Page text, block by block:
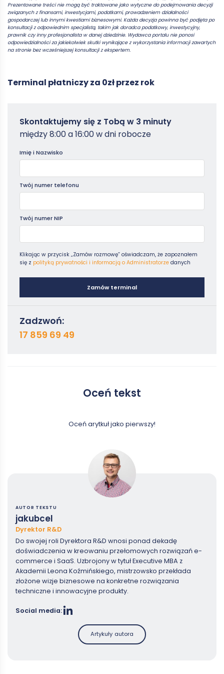
Prezentowane treści nie mogą być traktowane jako wytyczne do podejmowania decyzji
związanych z finansami, inwestycjami, podatkami, prowadzeniem działalności
gospodarczej lub innymi kwestiami biznesowymi. Każda decyzja powinna być podjęta po
konsultacji z odpowiednim specjalistą, takim jak doradca podatkowy, inwestycyjny,
prawnik czy inny profesjonalista w danej dziedzinie. Wydawca portalu nie ponosi
odpowiedzialności za jakiekolwiek skutki wynikające z wykorzystania informacji zawartych
na stronie bez wcześniejszej konsultacji z ekspertem.
Terminal płatniczy za 0zł przez rok
Zamowterminal
Poradniki
Skontaktujemy się z Tobą w 3 minuty
między 8:00 a 16:00 w dni robocze
Imię i Nazwisko
Twój numer telefonu
Twój numer NIP
Klikając w przycisk „Zamów rozmowę” oświadczam, że zapoznałem
się z polityką prywatności i informacją o Administratorze danych
Zamów terminal
Zadzwoń:
17 859 69 49
Oceń tekst
Oceń arytkuł jako pierwszy!
AUTOR TEKSTU
jakubcel
Dyrektor R&D
Do swojej roli Dyrektora R&D wnosi ponad dekadę
doświadczenia w kreowaniu przełomowych rozwiązań e-
commerce i SaaS. Uzbrojony w tytuł Executive MBA z
Akademii Leona Koźmińskiego, mistrzowsko przekłada
złożone wizje biznesowe na konkretne rozwiązania
techniczne i innowacyjne produkty.
Social media:
Artykuły autora